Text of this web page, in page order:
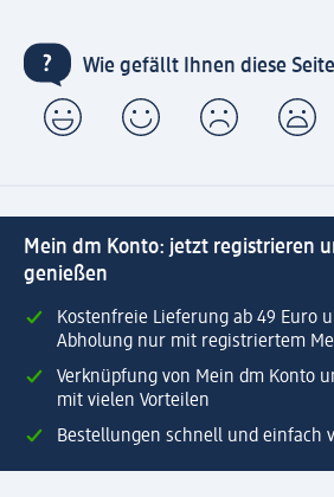
Wie gefällt Ihnen diese
Mein dm Konto: jetzt registrieren
genießen
Kostenfreie Lieferung ab 49 Euro
Abholung nur mit registriertem
Verknüpfung von Mein dm Konto
mit vielen Vorteilen
Bestellungen schnell und einfach